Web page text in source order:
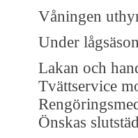
Våningen
Under
Lakan och
Tvättservice
Önskas